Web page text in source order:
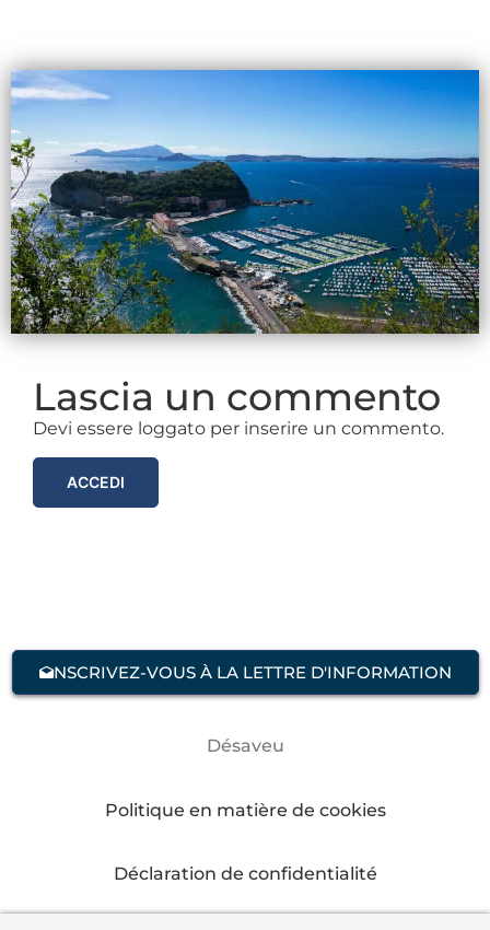
Lascia un commento
Devi essere loggato per inserire un commento.
ACCEDI
NSCRIVEZ-VOUS À LA LETTRE D'INFORMATION
Désaveu
Politique en matière de cookies
Déclaration de confidentialité